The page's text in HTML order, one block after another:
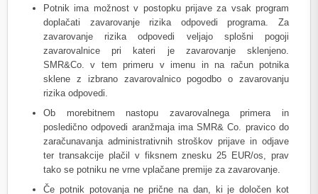
Potnik ima možnost v postopku prijave za vsak program
doplačati zavarovanje rizika odpovedi programa. Za
zavarovanje rizika odpovedi veljajo splošni pogoji
zavarovalnice pri kateri je zavarovanje sklenjeno.
SMR&Co. v tem primeru v imenu in na račun potnika
sklene z izbrano zavarovalnico pogodbo o zavarovanju
rizika odpovedi.
Ob morebitnem nastopu zavarovalnega primera in
posledično odpovedi aranžmaja ima SMR& Co. pravico do
zaračunavanja administrativnih stroškov prijave in odjave
ter transakcije plačil v fiksnem znesku 25 EUR/os, prav
tako se potniku ne vrne vplačane premije za zavarovanje.
Če potnik potovanja ne prične na dan, ki je določen kot